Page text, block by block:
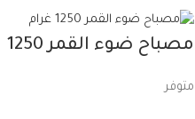
مصباح ضوء القمر 1250
متوفر